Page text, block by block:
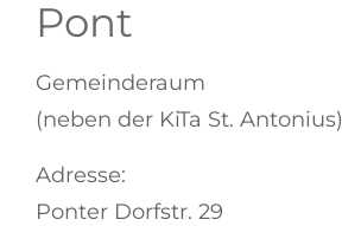
Pont
Gemeinderaum
(neben der KiTa St. Antonius)
Adresse:
Ponter Dorfstr. 29